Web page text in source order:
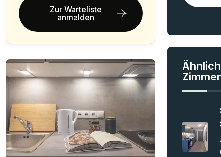
Zur Warteliste
anmelden
Zimmer